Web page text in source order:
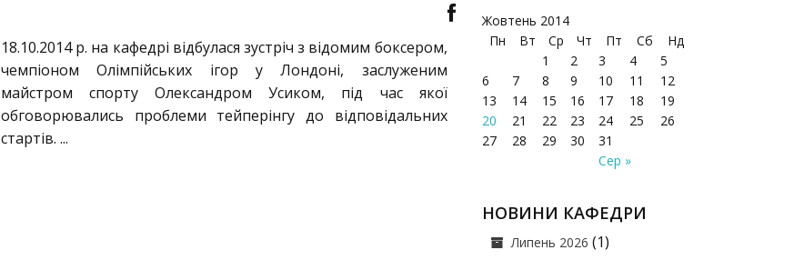
18.10.2014 р. на кафедрі відбулася зустріч з відомим боксером,
чемпіоном Олімпійських ігор у Лондоні, заслуженим
майстром спорту Олександром Усиком, під час якої
обговорювались проблеми тейперінгу до відповідальних
стартів. ...
Жовтень 2014
Пн
Вт Ср Чт Пт Сб Нд
Сер »
1 2 3 4
5
6
7 8 9 10 11
12
13
14 15 16 17 18
19
20
21 22 23 24 25
26
27
28 29 30 31
НОВИНИ КАФЕДРИ
Липень 2026 (1)